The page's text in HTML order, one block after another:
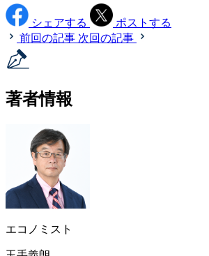
シェアする
ポストする
前回の記事 次回の記事
著者情報
エコノミスト